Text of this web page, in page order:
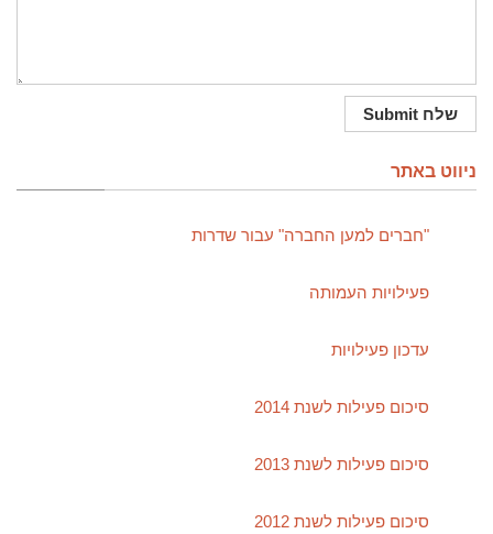
ניווט באתר
"חברים למען החברה" עבור שדרות
פעילויות העמותה
עדכון פעילויות
סיכום פעילות לשנת 2014
סיכום פעילות לשנת 2013
סיכום פעילות לשנת 2012